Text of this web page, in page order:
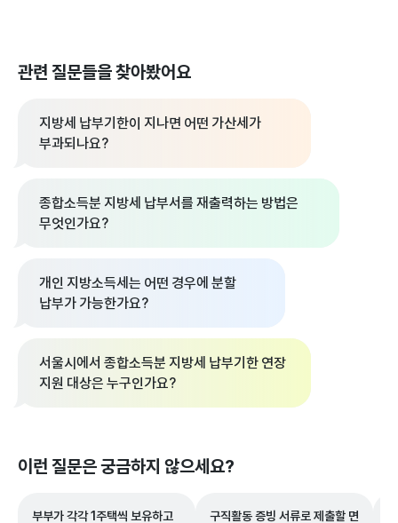
관련 질문들을 찾아봤어요
지방세 납부기한이 지나면 어떤 가산세가
부과되나요?
종합소득분 지방세 납부서를 재출력하는 방법은
무엇인가요?
개인 지방소득세는 어떤 경우에 분할
납부가 가능한가요?
서울시에서 종합소득분 지방세 납부기한 연장
지원 대상은 누구인가요?
이런 질문은 궁금하지 않으세요?
부부가 각각 1주택씩 보유하고 구직활동 증빙 서류로 제출할 면